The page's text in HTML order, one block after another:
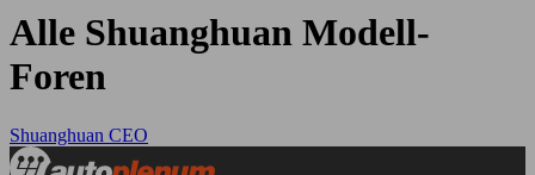
Alle Shuanghuan Modell-
Foren
Shuanghuan CEO